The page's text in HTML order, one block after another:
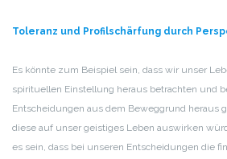
Toleranz und Profilschärfung durch
Es könnte zum Beispiel sein, dass wir unser
spirituellen Einstellung heraus betrachten und
Entscheidungen aus dem Beweggrund heraus
diese auf unser geistiges Leben auswirken
es sein, dass bei unseren Entscheidungen die